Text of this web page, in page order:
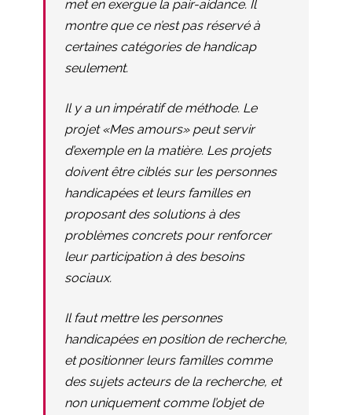
met en exergue la pair-aidance. Il
montre que ce n’est pas réservé à
certaines catégories de handicap
seulement.
Il y a un impératif de méthode. Le
projet «Mes amours» peut servir
d’exemple en la matière. Les projets
doivent être ciblés sur les personnes
handicapées et leurs familles en
proposant des solutions à des
problèmes concrets pour renforcer
leur participation à des besoins
sociaux.
Il faut mettre les personnes
handicapées en position de recherche,
et positionner leurs familles comme
des sujets acteurs de la recherche, et
non uniquement comme l’objet de